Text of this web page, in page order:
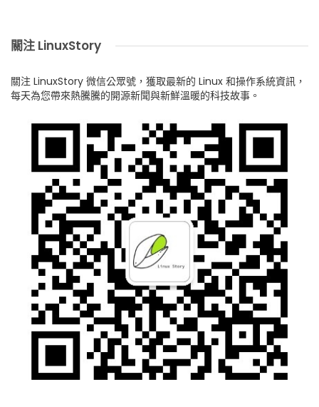
關注 LinuxStory
關注 LinuxStory 微信公眾號，獲取最新的 Linux 和操作系統資訊，
每天為您帶來熱騰騰的開源新聞與新鮮溫暖的科技故事。